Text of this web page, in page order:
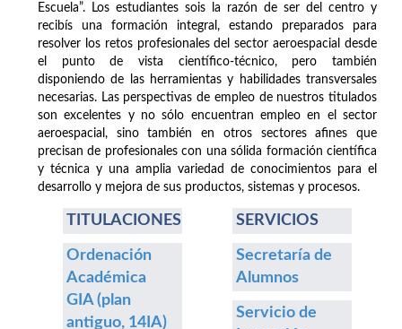
Escuela”. Los estudiantes sois la razón de ser del centro y
recibís una formación integral, estando preparados para
resolver los retos profesionales del sector aeroespacial desde
el punto de vista científico-técnico, pero también
disponiendo de las herramientas y habilidades transversales
necesarias. Las perspectivas de empleo de nuestros titulados
son excelentes y no sólo encuentran empleo en el sector
aeroespacial, sino también en otros sectores afines que
precisan de profesionales con una sólida formación científica
y técnica y una amplia variedad de conocimientos para el
desarrollo y mejora de sus productos, sistemas y procesos.
TITULACIONES
Ordenación
Académica
GIA (plan
antiguo, 14IA)
SERVICIOS
Secretaría de
Alumnos
Servicio de